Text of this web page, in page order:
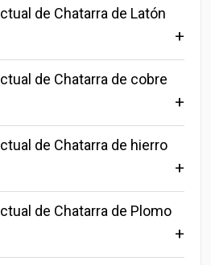
de Chatarra de Latón
de Chatarra de cobre
de Chatarra de hierro
de Chatarra de Plomo